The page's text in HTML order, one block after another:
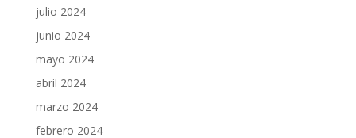
julio 2024
junio 2024
mayo 2024
abril 2024
marzo 2024
febrero 2024